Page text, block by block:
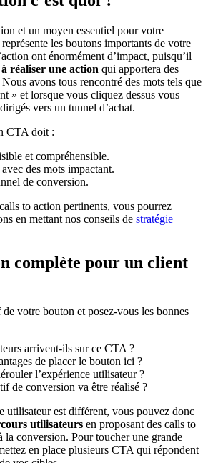
et un moyen essentiel pour votre
les boutons importants de votre
ont énormément d’impact, puisqu’il
réaliser une action qui apportera des
avons tous rencontré des mots tels que
» et lorsque vous cliquez dessus vous
vers un tunnel d’achat.
CTA doit :
et compréhensible.
des mots impactant.
de conversion.
to action pertinents, vous pourrez
en mettant nos conseils de stratégie
complète pour un client
votre bouton et posez-vous les bonnes
arrivent-ils sur ce CTA ?
de placer le bouton ici ?
l’expérience utilisateur ?
de conversion va être réalisé ?
utilisateur est différent, vous pouvez donc
utilisateurs en proposant des calls to
la conversion. Pour toucher une grande
en place plusieurs CTA qui répondent